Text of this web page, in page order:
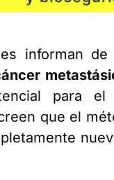
informan
para
que el